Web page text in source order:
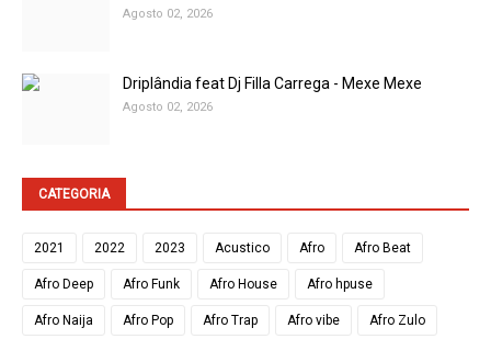
Agosto 02, 2026
Driplândia feat Dj Filla Carrega - Mexe Mexe
Agosto 02, 2026
CATEGORIA
2021 2022 2023 Acustico Afro Afro Beat
Afro Deep Afro Funk Afro House Afro hpuse
Afro Naija Afro Pop Afro Trap Afro vibe Afro Zulo